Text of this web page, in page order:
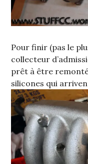
Pour finir (pas le
collecteur
prêt à être
silicones qui